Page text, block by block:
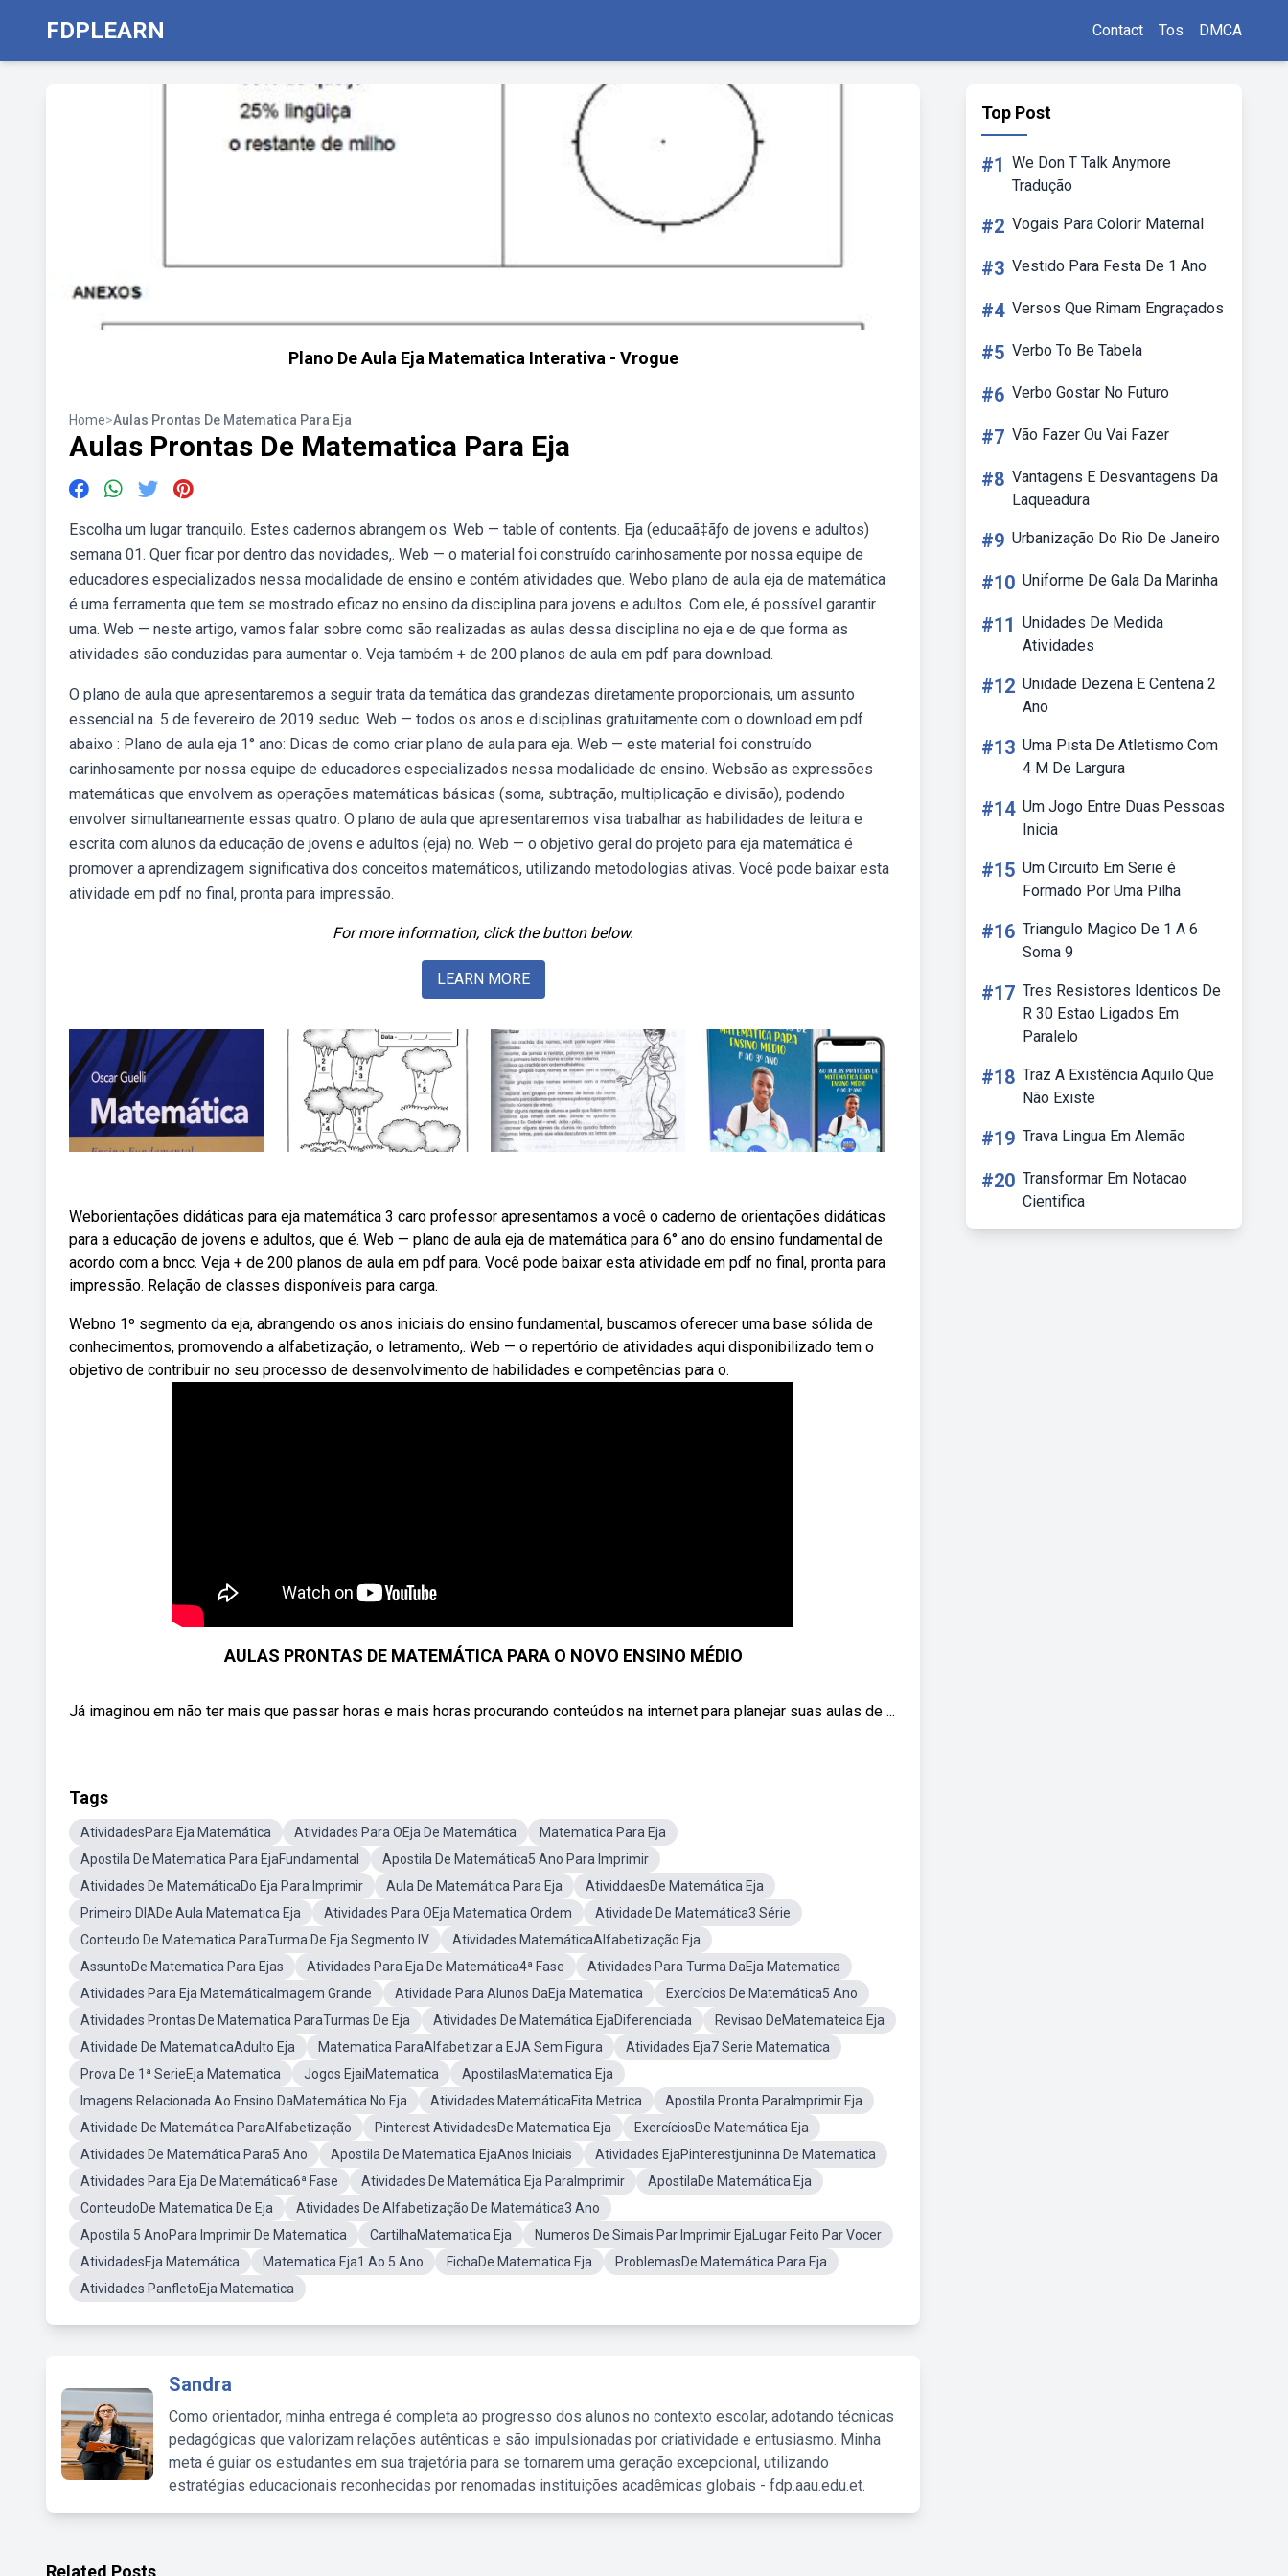
FDPLEARN Contact Tos DMCA
Plano De Aula Eja Matematica Interativa - Vrogue
Home>Aulas Prontas De Matematica Para Eja
Aulas Prontas De Matematica Para Eja
Escolha um lugar tranquilo. Estes cadernos abrangem os. Web — table of contents. Eja (educaã‡ãƒo de jovens e adultos)
semana 01. Quer ficar por dentro das novidades,. Web — o material foi construído carinhosamente por nossa equipe de
educadores especializados nessa modalidade de ensino e contém atividades que. Webo plano de aula eja de matemática
é uma ferramenta que tem se mostrado eficaz no ensino da disciplina para jovens e adultos. Com ele, é possível garantir
uma. Web — neste artigo, vamos falar sobre como são realizadas as aulas dessa disciplina no eja e de que forma as
atividades são conduzidas para aumentar o. Veja também + de 200 planos de aula em pdf para download.
O plano de aula que apresentaremos a seguir trata da temática das grandezas diretamente proporcionais, um assunto
essencial na. 5 de fevereiro de 2019 seduc. Web — todos os anos e disciplinas gratuitamente com o download em pdf
abaixo : Plano de aula eja 1° ano: Dicas de como criar plano de aula para eja. Web — este material foi construído
carinhosamente por nossa equipe de educadores especializados nessa modalidade de ensino. Websão as expressões
matemáticas que envolvem as operações matemáticas básicas (soma, subtração, multiplicação e divisão), podendo
envolver simultaneamente essas quatro. O plano de aula que apresentaremos visa trabalhar as habilidades de leitura e
escrita com alunos da educação de jovens e adultos (eja) no. Web — o objetivo geral do projeto para eja matemática é
promover a aprendizagem significativa dos conceitos matemáticos, utilizando metodologias ativas. Você pode baixar esta
atividade em pdf no final, pronta para impressão.
For more information, click the button below.
LEARN MORE
Weborientações didáticas para eja matemática 3 caro professor apresentamos a você o caderno de orientações didáticas
para a educação de jovens e adultos, que é. Web — plano de aula eja de matemática para 6° ano do ensino fundamental de
acordo com a bncc. Veja + de 200 planos de aula em pdf para. Você pode baixar esta atividade em pdf no final, pronta para
impressão. Relação de classes disponíveis para carga.
Webno 1º segmento da eja, abrangendo os anos iniciais do ensino fundamental, buscamos oferecer uma base sólida de
conhecimentos, promovendo a alfabetização, o letramento,. Web — o repertório de atividades aqui disponibilizado tem o
objetivo de contribuir no seu processo de desenvolvimento de habilidades e competências para o.
AULAS PRONTAS DE MATEMÁTICA PARA O NOVO ENSINO MÉDIO
Já imaginou em não ter mais que passar horas e mais horas procurando conteúdos na internet para planejar suas aulas de ...
Tags
AtividadesPara Eja Matemática Atividades Para OEja De Matemática
Matematica Para Eja
Apostila De Matematica Para EjaFundamental
Apostila De Matemática5 Ano Para Imprimir
Atividades De MatemáticaDo Eja Para Imprimir
Aula De Matemática Para Eja
AtividdaesDe Matemática Eja
Primeiro DIADe Aula Matematica Eja
Atividades Para OEja Matematica Ordem
Atividade De Matemática3 Série
Conteudo De Matematica ParaTurma De Eja Segmento IV
Atividades MatemáticaAlfabetização Eja
AssuntoDe Matematica Para Ejas
Atividades Para Eja De Matemática4ª Fase
Atividades Para Turma DaEja Matematica
Atividades Para Eja MatemáticaImagem Grande
Atividade Para Alunos DaEja Matematica
Exercícios De Matemática5 Ano
Atividades Prontas De Matematica ParaTurmas De Eja
Atividades De Matemática EjaDiferenciada
Revisao DeMatemateica Eja
Atividade De MatematicaAdulto Eja
Matematica ParaAlfabetizar a EJA Sem Figura
Atividades Eja7 Serie Matematica
Prova De 1ª SerieEja Matematica
Jogos EjaiMatematica
ApostilasMatematica Eja
Imagens Relacionada Ao Ensino DaMatemática No Eja
Atividades MatemáticaFita Metrica
Apostila Pronta ParaImprimir Eja
Atividade De Matemática ParaAlfabetização
Pinterest AtividadesDe Matematica Eja
ExercíciosDe Matemática Eja
Atividades De Matemática Para5 Ano
Apostila De Matematica EjaAnos Iniciais
Atividades EjaPinterestjuninna De Matematica
Atividades Para Eja De Matemática6ª Fase
Atividades De Matemática Eja ParaImprimir
ApostilaDe Matemática Eja
ConteudoDe Matematica De Eja
Atividades De Alfabetização De Matemática3 Ano
Apostila 5 AnoPara Imprimir De Matematica
CartilhaMatematica Eja
Numeros De Simais Par Imprimir EjaLugar Feito Par Vocer
AtividadesEja Matemática
Matematica Eja1 Ao 5 Ano FichaDe Matematica Eja
ProblemasDe Matemática Para Eja
Atividades PanfletoEja Matematica
Sandra
Como orientador, minha entrega é completa ao progresso dos alunos no contexto escolar, adotando técnicas
pedagógicas que valorizam relações autênticas e são impulsionadas por criatividade e entusiasmo. Minha
meta é guiar os estudantes em sua trajetória para se tornarem uma geração excepcional, utilizando
estratégias educacionais reconhecidas por renomadas instituições acadêmicas globais - fdp.aau.edu.et.
Top Post
#1 We Don T Talk Anymore
Tradução
#2 Vogais Para Colorir Maternal
#3 Vestido Para Festa De 1 Ano
#4 Versos Que Rimam Engraçados
#5 Verbo To Be Tabela
#6 Verbo Gostar No Futuro
#7 Vão Fazer Ou Vai Fazer
#8 Vantagens E Desvantagens Da
Laqueadura
#9 Urbanização Do Rio De Janeiro
#10 Uniforme De Gala Da Marinha
#11 Unidades De Medida
Atividades
#12 Unidade Dezena E Centena 2
Ano
#13 Uma Pista De Atletismo Com
4 M De Largura
#14 Um Jogo Entre Duas Pessoas
Inicia
#15 Um Circuito Em Serie é
Formado Por Uma Pilha
#16 Triangulo Magico De 1 A 6
Soma 9
#17 Tres Resistores Identicos De
R 30 Estao Ligados Em
Paralelo
#18 Traz A Existência Aquilo Que
Não Existe
#19 Trava Lingua Em Alemão
#20 Transformar Em Notacao
Cientifica
Related Posts